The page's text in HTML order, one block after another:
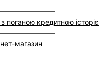
поганою кредитною
магазин